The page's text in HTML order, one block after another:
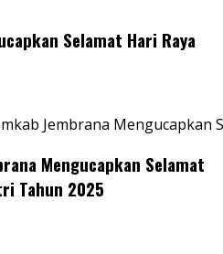
Selamat Hari Raya
Jembrana Mengucapkan
Mengucapkan Selamat
Tahun 2025